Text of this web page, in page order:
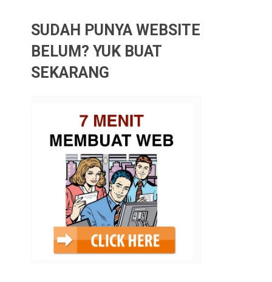
SUDAH PUNYA WEBSITE
BELUM? YUK BUAT
SEKARANG